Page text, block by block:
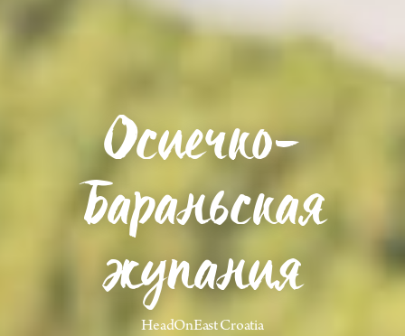
Осиечко-
Бараньская
жупания
HeadOnEast Croatia